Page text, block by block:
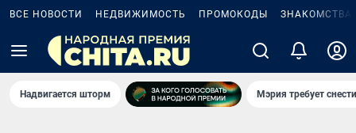
ВСЕ НОВОСТИ НЕДВИЖИМОСТЬ ПРОМОКОДЫ ЗНАКОМСТВА
Надвигается шторм Мэрия требует